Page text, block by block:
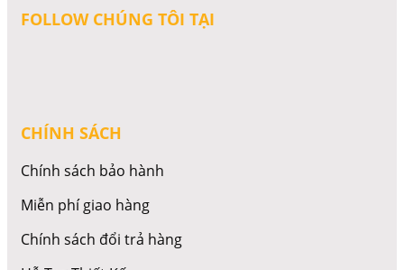
FOLLOW CHÚNG TÔI TẠI
CHÍNH SÁCH
Chính sách bảo hành
Miễn phí giao hàng
Chính sách đổi trả hàng